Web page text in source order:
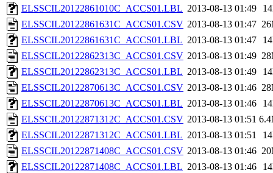
ELSSCIL20122861010C_ACCS01.LBL 2013-08-13 01:49
ELSSCIL20122861631C_ACCS01.CSV 2013-08-13 01:47
ELSSCIL20122861631C_ACCS01.LBL 2013-08-13 01:47
ELSSCIL20122862313C_ACCS01.CSV 2013-08-13 01:49
ELSSCIL20122862313C_ACCS01.LBL 2013-08-13 01:49
ELSSCIL20122870613C_ACCS01.CSV 2013-08-13 01:46
ELSSCIL20122870613C_ACCS01.LBL 2013-08-13 01:46
ELSSCIL20122871312C_ACCS01.CSV 2013-08-13 01:51
ELSSCIL20122871312C_ACCS01.LBL 2013-08-13 01:51
ELSSCIL20122871408C_ACCS01.CSV 2013-08-13 01:46
ELSSCIL20122871408C_ACCS01.LBL 2013-08-13 01:46